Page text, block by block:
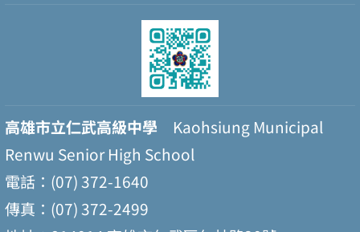
高雄市立仁武高級中學 Kaohsiung Municipal
Renwu Senior High School
電話：(07) 372-1640
傳真：(07) 372-2499